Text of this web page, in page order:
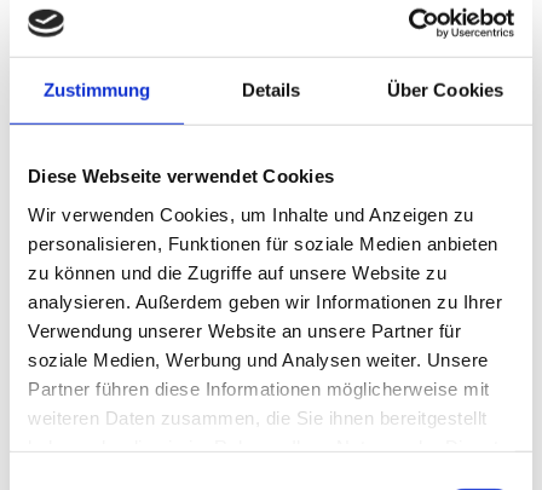
Zustimmung Details Über Cookies
Diese Webseite verwendet Cookies
Wir verwenden Cookies, um Inhalte und Anzeigen zu
personalisieren, Funktionen für soziale Medien anbieten
zu können und die Zugriffe auf unsere Website zu
analysieren. Außerdem geben wir Informationen zu Ihrer
Verwendung unserer Website an unsere Partner für
soziale Medien, Werbung und Analysen weiter. Unsere
Partner führen diese Informationen möglicherweise mit
weiteren Daten zusammen, die Sie ihnen bereitgestellt
kleinen
Kunstwerk.
Dabei ging es
weniger um
vielmehr um
Ausdruck,
Freude am
Malen und das
gemeinsame
Erleben. Die
Vielfalt der
entstandenen